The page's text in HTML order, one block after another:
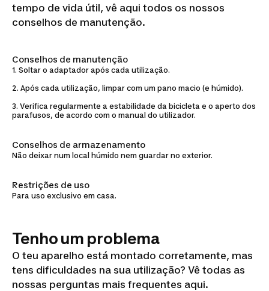
tempo de vida útil, vê aqui todos os nossos
conselhos de manutenção.
Conselhos de manutenção
1. Soltar o adaptador após cada utilização.
2. Após cada utilização, limpar com um pano macio (e húmido).
3. Verifica regularmente a estabilidade da bicicleta e o aperto dos
parafusos, de acordo com o manual do utilizador.
Conselhos de armazenamento
Não deixar num local húmido nem guardar no exterior.
Restrições de uso
Para uso exclusivo em casa.
Tenho um problema
O teu aparelho está montado corretamente, mas
tens dificuldades na sua utilização? Vê todas as
nossas perguntas mais frequentes aqui.